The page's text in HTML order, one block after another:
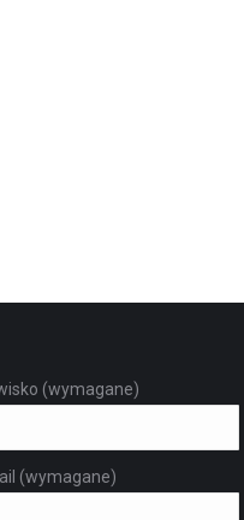
(wymagane)
(wymagane)